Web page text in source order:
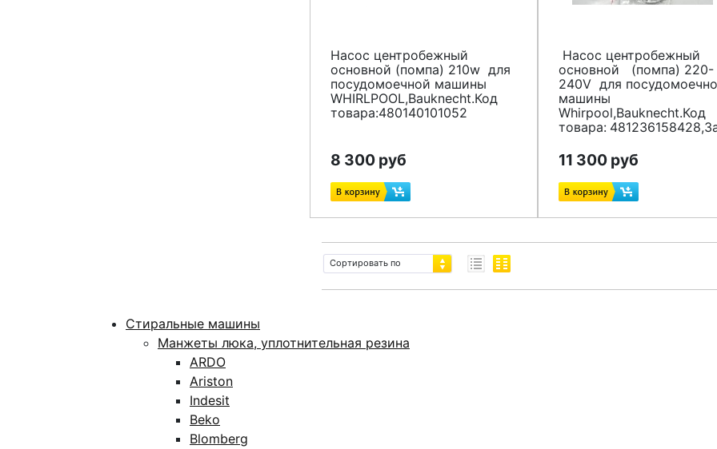
Насос центробежный
основной (помпа) 210w для
посудомоечной машины
WHIRLPOOL,Bauknecht.Код
товара:480140101052
8 300 руб
Насос центробежный
основной (помпа) 220-
240V для
машины
Whirpool,Bauknecht.Код
товара:
11 300 руб
Сортировать по
Стиральные машины
Манжеты люка, уплотнительная резина
ARDO
Ariston
Indesit
Beko
Blomberg